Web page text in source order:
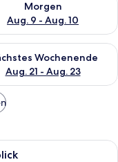
Morgen
Aug. 9 - Aug. 10
Aug. 14
Wochenende
Aug. 21 - Aug. 23
die Verfügbarkeit
Hotelzimmer mit Bett,